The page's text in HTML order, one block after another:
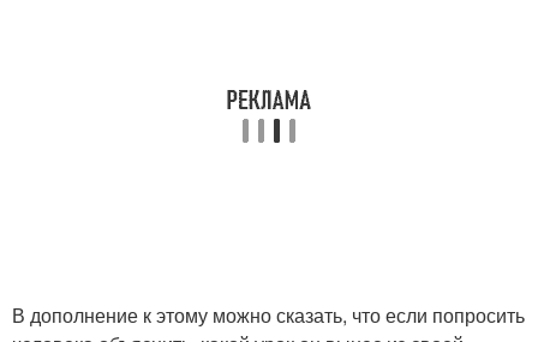
В дополнение к этому можно сказать, что если попросить